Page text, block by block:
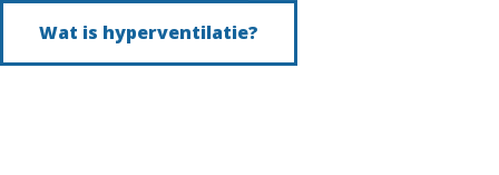
Wat is hyperventilatie?